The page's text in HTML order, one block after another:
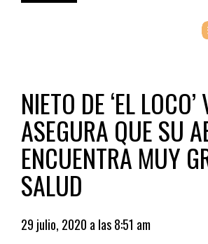
NIETO DE ‘EL LOCO’
ASEGURA QUE SU
ENCUENTRA MUY
SALUD
29 julio, 2020 a las 8:51 am